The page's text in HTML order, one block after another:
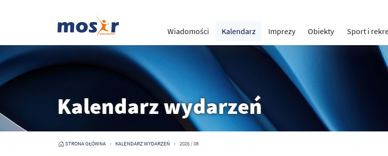
Wiadomości Kalendarz Imprezy Obiekty Sport i
Kalendarz wydarzeń
STRONA GŁÓWNA KALENDARZ WYDARZEŃ 2026 / 08